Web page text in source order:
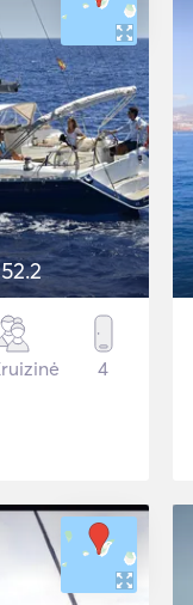
4